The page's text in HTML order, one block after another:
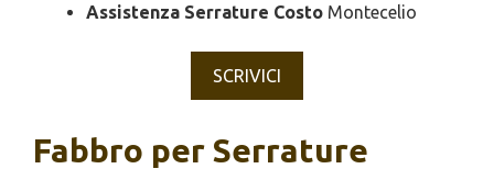
Assistenza Serrature Costo Montecelio
SCRIVICI
Fabbro per Serrature